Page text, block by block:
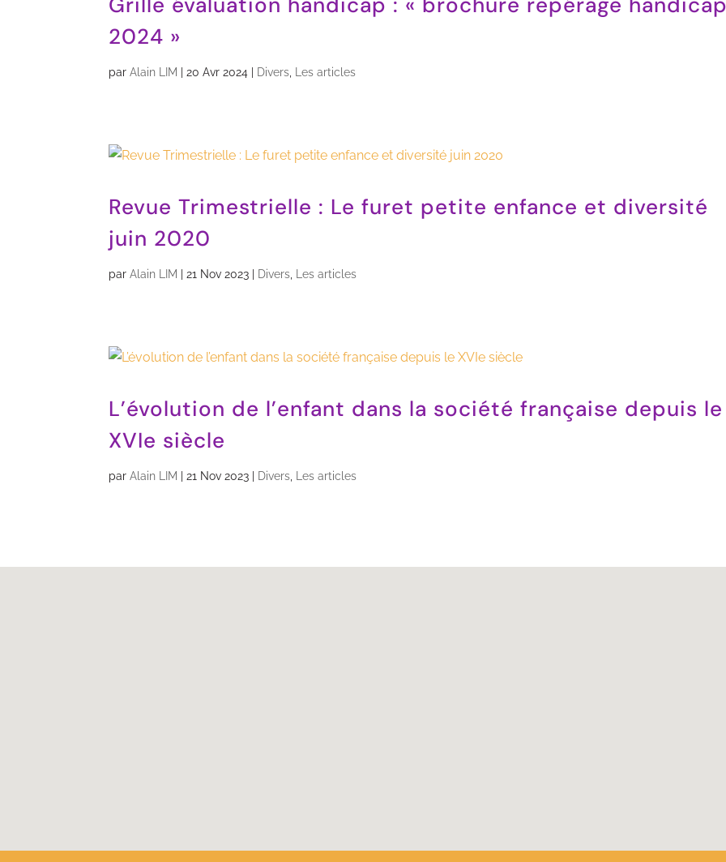
2024 »
parAlain LIM |20 Avr 2024 Divers Les articles
Revue Trimestrielle : Le furet petite enfance et diversité
juin 2020
parAlain LIM |21 Nov 2023 Divers Les articles
L’évolution de l’enfant dans la société française depuis le
XVIe siècle
parAlain LIM |21 Nov 2023 Divers Les articles